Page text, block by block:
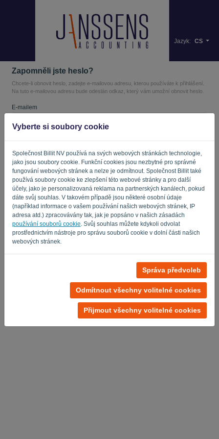
Vyberte si soubory cookie
Společnost Billit NV používá na svých webových stránkách technologie,
jako jsou soubory cookie. Funkční cookies jsou nezbytné pro správné
fungování webových stránek a nelze je odmítnout. Společnost Billit také
používá soubory cookie ke zlepšení této webové stránky a pro další
účely, jako je personalizovaná reklama na partnerských kanálech, pokud
dáte svůj souhlas. V takovém případě jsou některé osobní údaje
(například informace o vašem používání našich webových stránek, IP
adresa atd.) zpracovávány tak, jak je popsáno v našich zásadách
používání souborů cookie . Svůj souhlas můžete kdykoli odvolat
prostřednictvím nástroje pro správu souborů cookie v dolní části našich
webových stránek.
Správa předvoleb
Odmítnout všechny volitelné cookies
Přijmout všechny volitelné cookies
Jazyk: CS
Zapomněli jste heslo?
Chcete-li obnovit heslo, zadejte e-mailovou adresu, kterou používáte k přihlášení.
Na tuto e-mailovou adresu bude odeslán odkaz, který vám umožní obnovit heslo.
E-mailem
Nejste počítač? Vyplňte ' '.
ODESLAT ODKAZ
Zpět na přihlášení
Privacy Policy-Terms of Service.